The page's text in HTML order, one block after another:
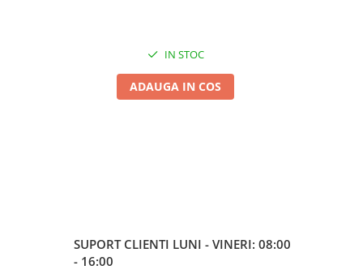
IN STOC
ADAUGA IN COS
SUPORT CLIENTI LUNI - VINERI: 08:00
- 16:00